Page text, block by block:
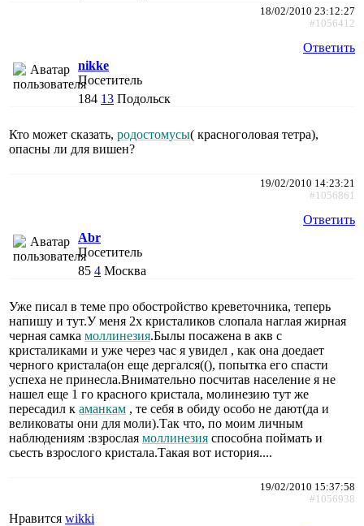
18/02/2010 23:12:27
#1056412
Ответить
nikke
Посетитель
184 13 Подольск
Кто может сказать, родостомусы( красноголовая тетра),
опасны ли для вишен?
19/02/2010 14:23:21
#1056861
Ответить
Abr
Посетитель
85 4 Москва
Уже писал в теме про обостройство креветочника, теперь
напишу и тут.У меня 2х кристаликов слопала наглая жирная
черная самка моллинезия.Былы посажена в акв с
кристаликами и уже через час я увидел , как она доедает
черного кристала(он еще дергался((), попытка его спасти
успеха не принесла.Внимательно посчитав население я не
нашел еще 1 го красного кристала, молинезию тут же
пересадил к аманкам , те себя в обиду особо не дают(да и
великоваты они для моли).Так что, по моим личным
наблюдениям :взрослая моллинезия способна поймать и
сьесть взрослого кристала.Такая вот история....
19/02/2010 15:37:58
#1056938
Нравится wikki